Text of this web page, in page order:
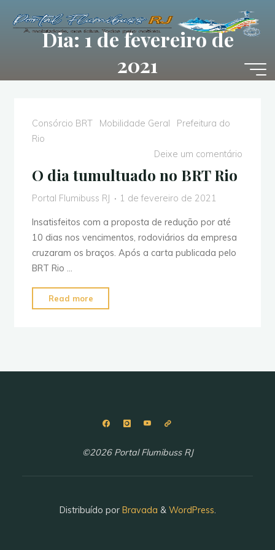
para
Dia: 1 de fevereiro de
2021
Consórcio BRT Mobilidade Geral
Prefeitura do
Rio
Deixe um comentário
O dia tumultuado no BRT Rio
Portal Flumibuss RJ 1 de fevereiro de 2021
Insatisfeitos com a proposta de redução por até
10 dias nos vencimentos, rodoviários da empresa
cruzaram os braços. Após a carta publicada pelo
BRT Rio …
Read more
dia
Rio"
©2026 Portal Flumibuss RJ
Distribuído porBravada & WordPress.